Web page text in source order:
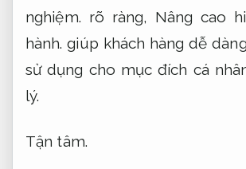
nghiệm. rõ ràng, Nâng cao
hành. giúp khách hàng dễ
sử dụng cho mục đích cá
lý.
Tận tâm.